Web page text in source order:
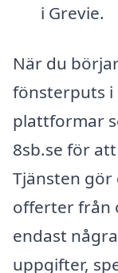
i Grevie.
När du
fönsterputs i
plattformar
8sb.se för
Tjänsten
offerter från
endast
uppgifter,